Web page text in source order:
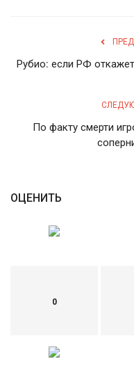
Язык
Рубио: если РФ
По факту смерти
ОЦЕНИТЬ
0